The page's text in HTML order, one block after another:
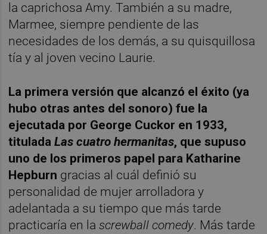
la caprichosa Amy. También a su madre,
Marmee, siempre pendiente de las
necesidades de los demás, a su quisquillosa
tía y al joven vecino Laurie.
La primera versión que alcanzó el éxito (ya
hubo otras antes del sonoro) fue la
ejecutada por George Cuckor en 1933,
tituladaLas cuatro hermanitas, que supuso
uno de los primeros papel para Katharine
Hepburn gracias al cuál definió su
personalidad de mujer arrolladora y
adelantada a su tiempo que más tarde
practicaría en lascrewball comedy. Más tarde